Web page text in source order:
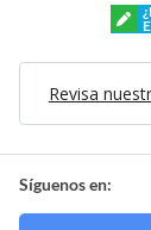
Revisa
Síguenos en: